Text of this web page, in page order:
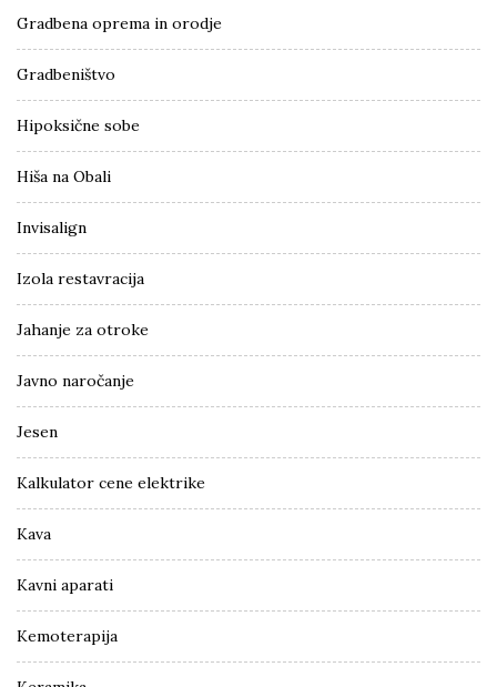
Gradbena oprema in orodje
Gradbeništvo
Hipoksične sobe
Hiša na Obali
Invisalign
Izola restavracija
Jahanje za otroke
Javno naročanje
Jesen
Kalkulator cene elektrike
Kava
Kavni aparati
Kemoterapija